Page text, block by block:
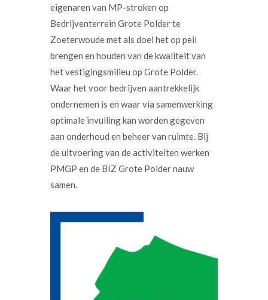
eigenaren van MP-stroken op
Bedrijventerrein Grote Polder te
Zoeterwoude met als doel het op peil
brengen en houden van de kwaliteit van
het vestigingsmilieu op Grote Polder.
Waar het voor bedrijven aantrekkelijk
ondernemen is en waar via samenwerking
optimale invulling kan worden gegeven
aan onderhoud en beheer van ruimte. Bij
de uitvoering van de activiteiten werken
PMGP en de BIZ Grote Polder nauw
samen.